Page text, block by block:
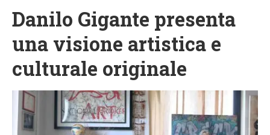
Danilo Gigante presenta
una visione artistica e
culturale originale